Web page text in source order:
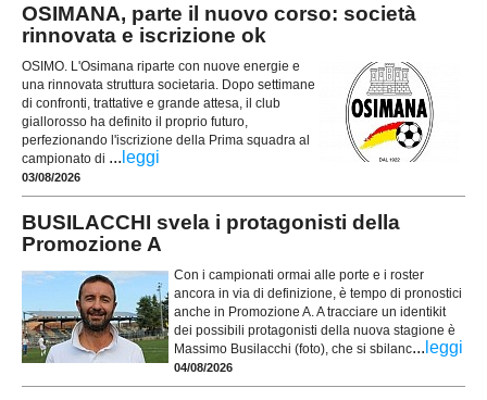
OSIMANA, parte il nuovo corso: società
rinnovata e iscrizione ok
OSIMO. L'Osimana riparte con nuove energie e
una rinnovata struttura societaria. Dopo settimane
di confronti, trattative e grande attesa, il club
giallorosso ha definito il proprio futuro,
perfezionando l'iscrizione della Prima squadra al
campionato di ... leggi
03/08/2026
BUSILACCHI svela i protagonisti della
Promozione A
Con i campionati ormai alle porte e i roster
ancora in via di definizione, è tempo di pronostici
anche in Promozione A. A tracciare un identikit
dei possibili protagonisti della nuova stagione è
Massimo Busilacchi (foto), che si sbilanc... leggi
04/08/2026